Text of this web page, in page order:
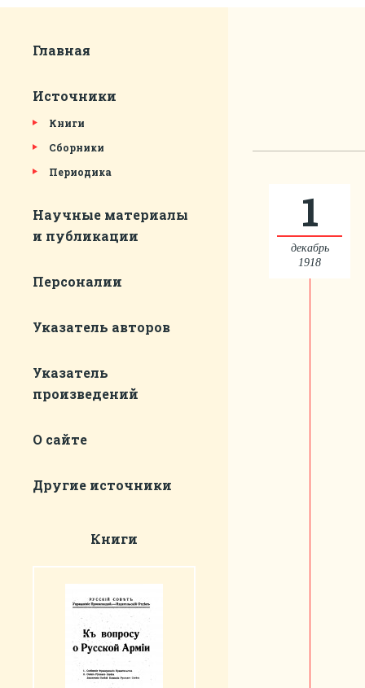
Главная
Источники
Книги
Сборники
Периодика
Научные материалы
и публикации
Персоналии
Указатель авторов
Указатель
произведений
О сайте
Другие источники
Книги
1
декабрь
1918